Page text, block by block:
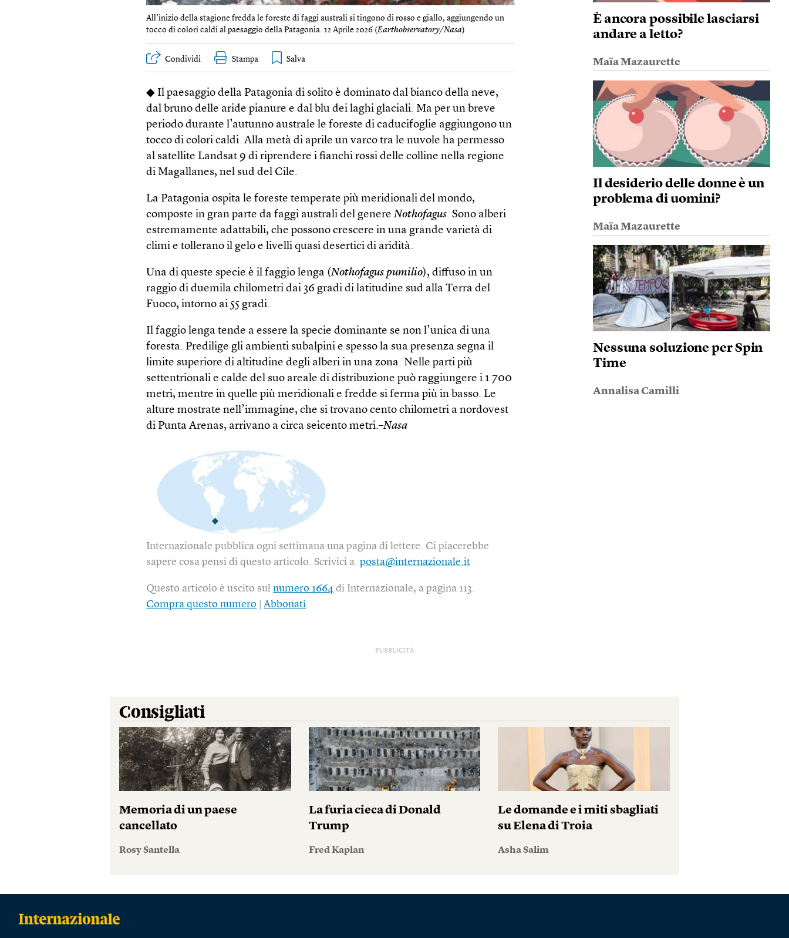
All’inizio della stagione fredda le foreste di faggi australi si tingono di rosso e giallo, aggiungendo un
tocco di colori caldi al paesaggio della Patagonia. 12 Aprile 2026 (Earthobservatory/Nasa)
Condividi Stampa
◆ Il paesaggio della Patagonia di solito è dominato dal bianco della neve,
dal bruno delle aride pianure e dal blu dei laghi glaciali. Ma per un breve
periodo durante l’autunno australe le foreste di caducifoglie aggiungono un
tocco di colori caldi. Alla metà di aprile un varco tra le nuvole ha permesso
al satellite Landsat 9 di riprendere i fianchi rossi delle colline nella regione
di Magallanes, nel sud del Cile.
La Patagonia ospita le foreste temperate più meridionali del mondo,
composte in gran parte da faggi australi del genereNothofagus. Sono alberi
estremamente adattabili, che possono crescere in una grande varietà di
climi e tollerano il gelo e livelli quasi desertici di aridità.
Una di queste specie è il faggio lenga (Nothofagus pumilio), diffuso in un
raggio di duemila chilometri dai 36 gradi di latitudine sud alla Terra del
Fuoco, intorno ai 55 gradi.
Il faggio lenga tende a essere la specie dominante se non l’unica di una
foresta. Predilige gli ambienti subalpini e spesso la sua presenza segna il
limite superiore di altitudine degli alberi in una zona. Nelle parti più
settentrionali e calde del suo areale di distribuzione può raggiungere i 1.700
metri, mentre in quelle più meridionali e fredde si ferma più in basso. Le
alture mostrate nell’immagine, che si trovano cento chilometri a nordovest
di Punta Arenas, arrivano a circa seicento metri.–Nasa
Internazionale pubblica ogni settimana una pagina di lettere. Ci piacerebbe
sapere cosa pensi di questo articolo. Scrivici a:posta@internazionale.it
Questo articolo è uscito sulnumero 1664 di Internazionale, a pagina 113.
Compra questo numero |Abbonati
È ancora possibile lasciarsi
andare a letto?
Maïa Mazaurette
Il desiderio delle donne è un
problema di uomini?
Maïa Mazaurette
Nessuna soluzione per Spin
Time
Annalisa Camilli
PUBBLICITÀ
Consigliati
Memoria di un paese
cancellato
Rosy Santella
La furia cieca di Donald
Trump
Fred Kaplan
Le domande e i miti sbagliati
su Elena di Troia
Asha Salim